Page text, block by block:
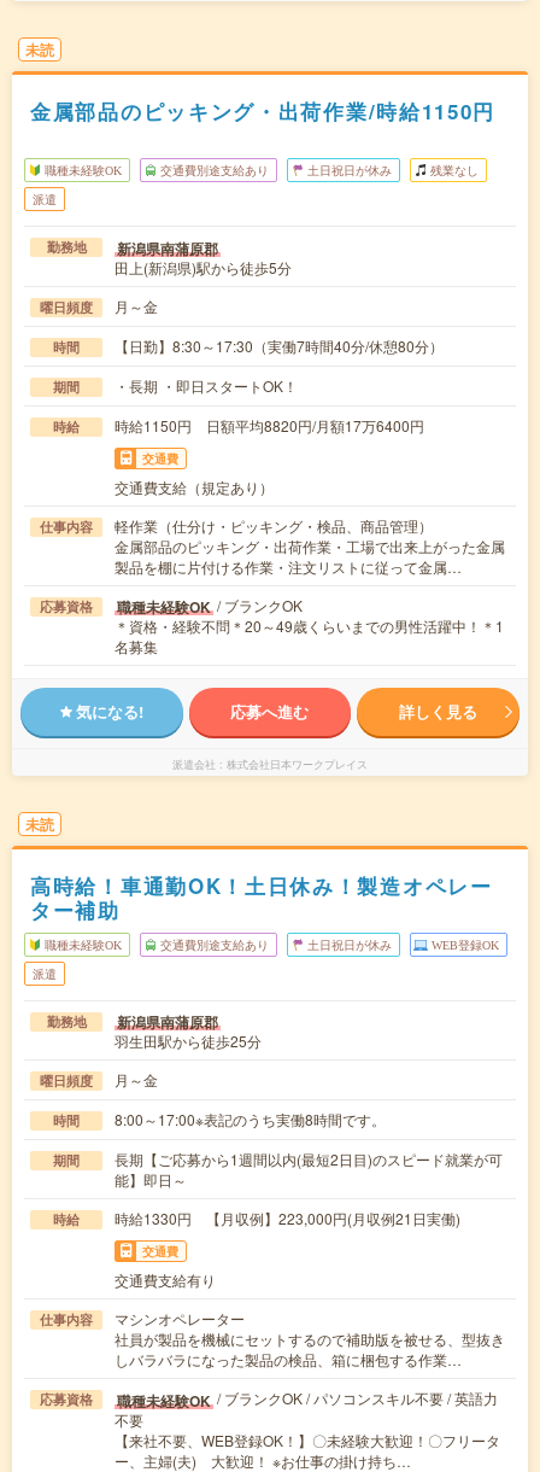
未読
金属部品のピッキング・出荷作業/時給1150円
職種未経験OK 交通費別途支給あり 土日祝日が休み 残業なし
派遣
勤務地 新潟県南蒲原郡
田上(新潟県)駅から徒歩5分
曜日頻度 月～金
時間 【日勤】8:30～17:30（実働7時間40分/休憩80分）
期間 ・長期 ・即日スタートOK！
時給 時給1150円 日額平均8820円/月額17万6400円
交通費
交通費支給（規定あり）
仕事内容
軽作業（仕分け・ピッキング・検品、商品管理）
金属部品のピッキング・出荷作業・工場で出来上がった金属
製品を棚に片付ける作業・注文リストに従って金属…
応募資格 職種未経験OK / ブランクOK
＊資格・経験不問＊20～49歳くらいまでの男性活躍中！＊1
名募集
気になる! 応募へ進む 詳しく見る
派遣会社 株式会社日本ワークプレイス
未読
高時給！車通勤OK！土日休み！製造オペレー
ター補助
職種未経験OK 交通費別途支給あり 土日祝日が休み WEB登録OK
派遣
勤務地 新潟県南蒲原郡
羽生田駅から徒歩25分
曜日頻度 月～金
時間 8:00～17:00※表記のうち実働8時間です。
期間
長期【ご応募から1週間以内(最短2日目)のスピード就業が可
能】即日～
時給 時給1330円 【月収例】223,000円(月収例21日実働)
交通費
交通費支給有り
仕事内容
マシンオペレーター
社員が製品を機械にセットするので補助版を被せる、型抜き
しバラバラになった製品の検品、箱に梱包する作業…
応募資格 職種未経験OK / ブランクOK / パソコンスキル不要 / 英語力
不要
【来社不要、WEB登録OK！】〇未経験大歓迎！〇フリータ
ー、主婦(夫) 大歓迎！ ※お仕事の掛け持ち…